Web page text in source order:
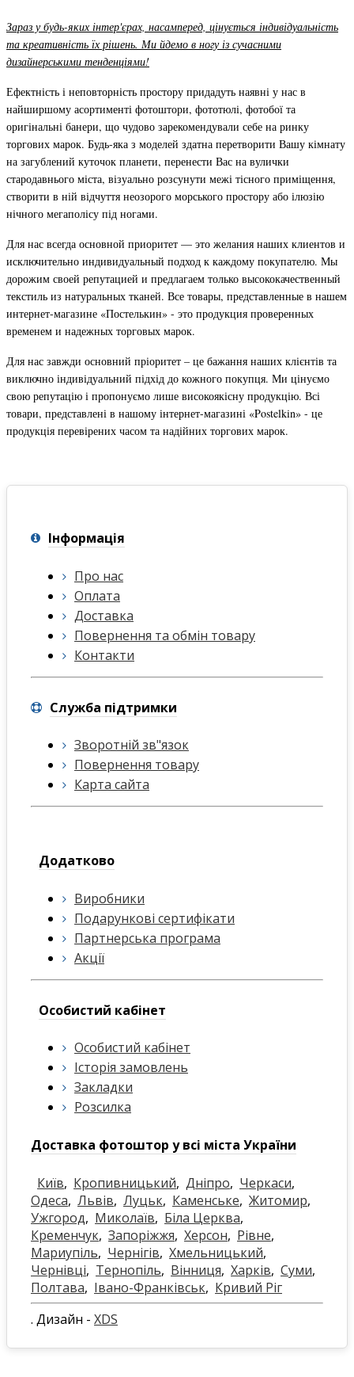
Зараз у будь-яких інтер'єрах, насамперед, цінується індивідуальність
та креативність їх рішень. Ми йдемо в ногу із сучасними
дизайнерськими тенденціями!
Ефектність і неповторність простору придадуть наявні у нас в
найширшому асортименті фотоштори, фототюлі, фотобої та
оригінальні банери, що чудово зарекомендували себе на ринку
торгових марок. Будь-яка з моделей здатна перетворити Вашу кімнату
на загублений куточок планети, перенести Вас на вулички
стародавнього міста, візуально розсунути межі тісного приміщення,
створити в ній відчуття неозорого морського простору або ілюзію
нічного мегаполісу під ногами.
Для нас всегда основной приоритет — это желания наших клиентов и
исключительно индивидуальный подход к каждому покупателю. Мы
дорожим своей репутацией и предлагаем только высококачественный
текстиль из натуральных тканей. Все товары, представленные в нашем
интернет-магазине «Постелькин» - это продукция проверенных
временем и надежных торговых марок.
Для нас завжди основний пріоритет – це бажання наших клієнтів та
виключно індивідуальний підхід до кожного покупця. Ми цінуємо
свою репутацію і пропонуємо лише високоякісну продукцію. Всі
товари, представлені в нашому інтернет-магазині «Postelkin» - це
продукція перевірених часом та надійних торгових марок.
Інформація
Про нас
Оплата
Доставка
Повернення та обмін товару
Контакти
Служба підтримки
Зворотній зв"язок
Повернення товару
Карта сайта
Додатково
Виробники
Подарункові сертифікати
Партнерська програма
Акції
Особистий кабінет
Особистий кабінет
Історія замовлень
Закладки
Розсилка
Доставка фотоштор у всі міста України
Київ, Кропивницький, Дніпро, Черкаси,
Одеса, Львів, Луцьк, Каменське, Житомир,
Ужгород, Миколаїв, Біла Церква,
Кременчук, Запоріжжя, Херсон, Рівне,
Мариупіль, Чернігів, Хмельницький,
Чернівці, Тернопіль, Вінниця, Харків, Суми,
Полтава, Івано-Франківськ, Кривий Ріг
. Дизайн - XDS